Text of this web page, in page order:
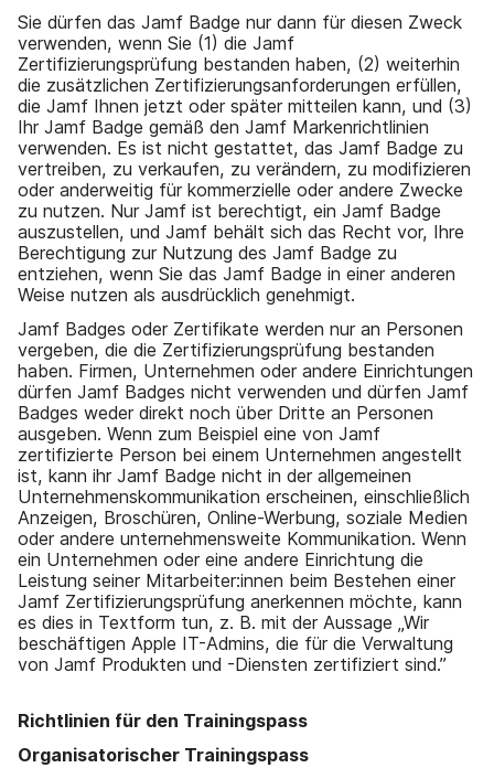
Sie dürfen das Jamf Badge nur dann für diesen Zweck
verwenden, wenn Sie (1) die Jamf
Zertifizierungsprüfung bestanden haben, (2) weiterhin
die zusätzlichen Zertifizierungsanforderungen erfüllen,
die Jamf Ihnen jetzt oder später mitteilen kann, und (3)
Ihr Jamf Badge gemäß den Jamf Markenrichtlinien
verwenden. Es ist nicht gestattet, das Jamf Badge zu
vertreiben, zu verkaufen, zu verändern, zu modifizieren
oder anderweitig für kommerzielle oder andere Zwecke
zu nutzen. Nur Jamf ist berechtigt, ein Jamf Badge
auszustellen, und Jamf behält sich das Recht vor, Ihre
Berechtigung zur Nutzung des Jamf Badge zu
entziehen, wenn Sie das Jamf Badge in einer anderen
Weise nutzen als ausdrücklich genehmigt.
Jamf Badges oder Zertifikate werden nur an Personen
vergeben, die die Zertifizierungsprüfung bestanden
haben. Firmen, Unternehmen oder andere Einrichtungen
dürfen Jamf Badges nicht verwenden und dürfen Jamf
Badges weder direkt noch über Dritte an Personen
ausgeben. Wenn zum Beispiel eine von Jamf
zertifizierte Person bei einem Unternehmen angestellt
ist, kann ihr Jamf Badge nicht in der allgemeinen
Unternehmenskommunikation erscheinen, einschließlich
Anzeigen, Broschüren, Online-Werbung, soziale Medien
oder andere unternehmensweite Kommunikation. Wenn
ein Unternehmen oder eine andere Einrichtung die
Leistung seiner Mitarbeiter:innen beim Bestehen einer
Jamf Zertifizierungsprüfung anerkennen möchte, kann
es dies in Textform tun, z. B. mit der Aussage „Wir
beschäftigen Apple IT-Admins, die für die Verwaltung
von Jamf Produkten und -Diensten zertifiziert sind.”
Richtlinien für den Trainingspass
Organisatorischer Trainingspass